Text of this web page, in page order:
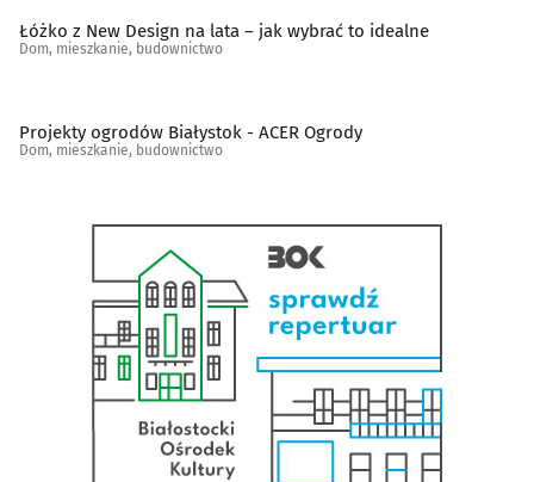
Szkło ozdobne i użytkowe (13)
Tereny zieleni - projektowanie, urządzanie, konserwacja
(25)
Tkaniny i artykuły tekstylne(13)
Wentylacja(28)
Wodociągowe i kanalizacyjne przedsiębiorstwa
Wykończenia, usługi remontowe(58)
Wyposażenie wnętrz(51)
Łóżko z New Design na lata – jak wybrać to idealne
Dom, mieszkanie, budownictwo
Projekty ogrodów Białystok - ACER Ogrody
Dom, mieszkanie, budownictwo